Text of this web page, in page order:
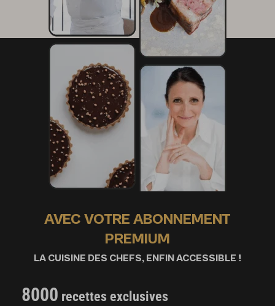
AVEC VOTRE ABONNEMENT
PREMIUM
LA CUISINE DES CHEFS, ENFIN ACCESSIBLE !
8000 recettes exclusives